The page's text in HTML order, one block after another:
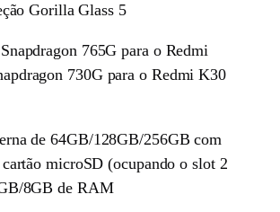
Gorilla Glass 5
765G para o Redmi
730G para o Redmi K30
de 64GB/128GB/256GB com
cartão microSD (ocupando o slot 2
8GB de RAM